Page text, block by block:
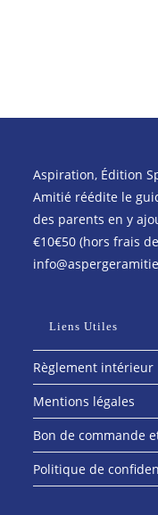
Aspiration, Édition
Amitié réédite le
des parents en y
€10€50 (hors frais
Liens Utiles
Règlement intérieur
Mentions légales
Bon de commande
Politique de